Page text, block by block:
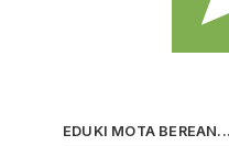
EDUKI MOTA BEREAN...